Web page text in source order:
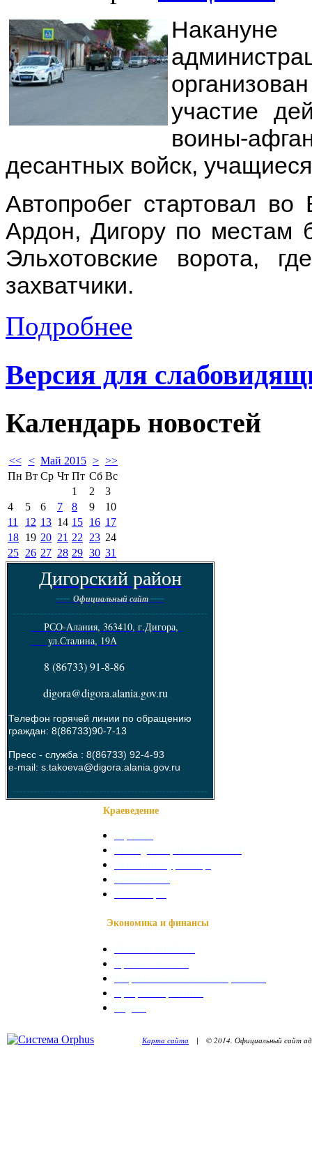
участие
воины-
десантных войск,
Автопробег стартовал
Ардон, Дигору по местам
Эльхотовские ворота,
захватчики.
Подробнее
Версия для
Календарь новостей
<< < Май 2015 > >>
Пн Вт Ср Чт Пт Сб Вс
1
2
3
4
5 6 7 8 9
10
11
12 13 14 15 16 17
18 19 20 21 22 23 24
25 26 27 28 29 30 31
Дигорский район
---- Официальный сайт----
--------------------------------------------------------
РСО-Алания, 363410, г.Дигора,
ул.Сталина, 19А
8 (86733) 91-8-86
digora@digora.alania.gov.ru
Телефон горячей линии по обращению
граждан: 8(86733)90-7-13
Пресс - служба : 8(86733) 92-4-93
e-mail: s.takoeva@digora.alania.gov.ru
--------------------------------------------------------
Краеведение
Экономика и финансы
Карта сайта | © 2014. Официальный сайт